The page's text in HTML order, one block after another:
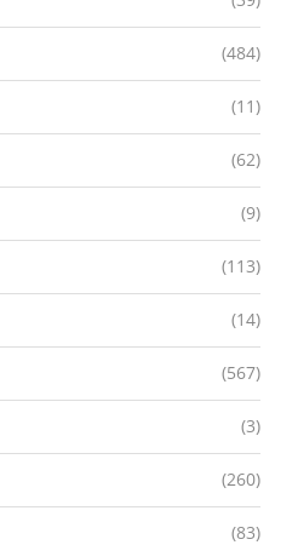
(484)
(11)
(62)
(9)
(113)
(14)
(567)
(3)
(260)
(83)